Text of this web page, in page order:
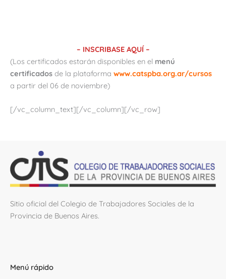
– INSCRIBASE AQUÍ –
(Los certificados estarán disponibles en el menú
certificados de la plataforma www.catspba.org.ar/cursos
a partir del 06 de noviembre)
[/vc_column_text][/vc_column][/vc_row]
Sitio oficial del Colegio de Trabajadores Sociales de la
Provincia de Buenos Aires.
Menú rápido